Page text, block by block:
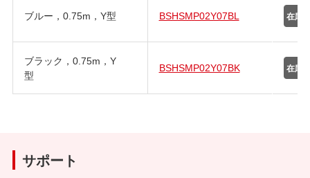
ブルー，0.75m，Y型 BSHSMP02Y07BL
ブラック，0.75m，Y
型
BSHSMP02Y07BK
サポート